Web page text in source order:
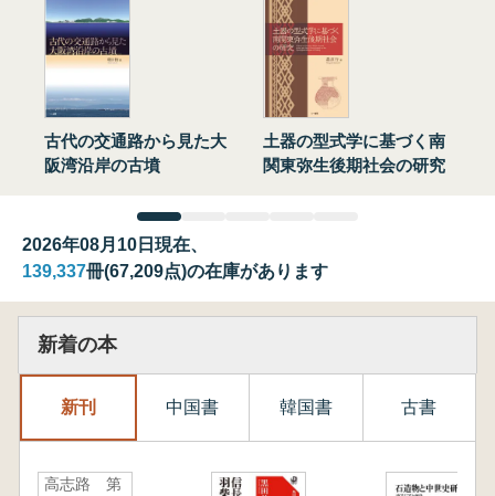
古代の交通路から見た大
阪湾沿岸の古墳
土器の型式学に基づく南
関東弥生後期社会の研究
2026年08月10日現在、
139,337冊(67,209点)の在庫があります
新着の本
新刊 中国書 韓国書 古書
高志路 第